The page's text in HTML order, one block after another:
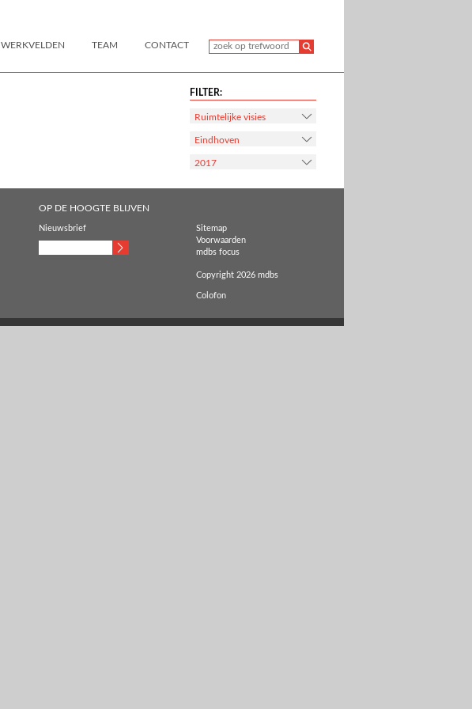
WERKVELDEN TEAM CONTACT
FILTER:
Ruimtelijke visies
Eindhoven
2017
OP DE HOOGTE BLIJVEN
Nieuwsbrief
Sitemap
Voorwaarden
mdbs focus
Copyright 2026 mdbs
Colofon